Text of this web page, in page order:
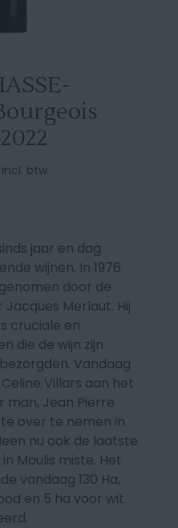
btw
jaar en dag
wijnen. In 1976
door de
Merlaut. Hij
cruciale en
die de wijn zijn
Vandaag
Villars aan het
man, Jean Pierre
over te nemen in
nu ook de laatste
Moulis miste. Het
vandaag 130 Ha,
en 5 ha voor wit.